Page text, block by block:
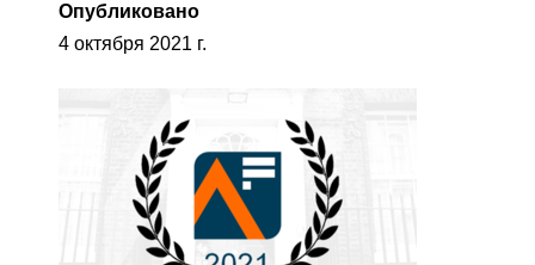
Опубликовано
4 октября 2021 г.